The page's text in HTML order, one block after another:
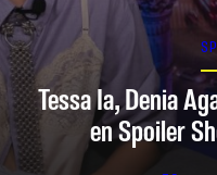
Tessa Ia, Denia
en Spoiler